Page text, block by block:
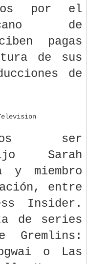
por el
de
pagas
de sus
de
ser
Sarah
y miembro
entre
Insider.
de series
Gremlins:
o Las